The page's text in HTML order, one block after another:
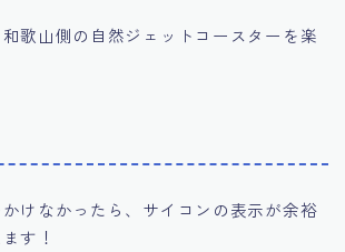
歌山側の自然ジェットコースターを楽
けなかったら、サイコンの表示が余裕
す！